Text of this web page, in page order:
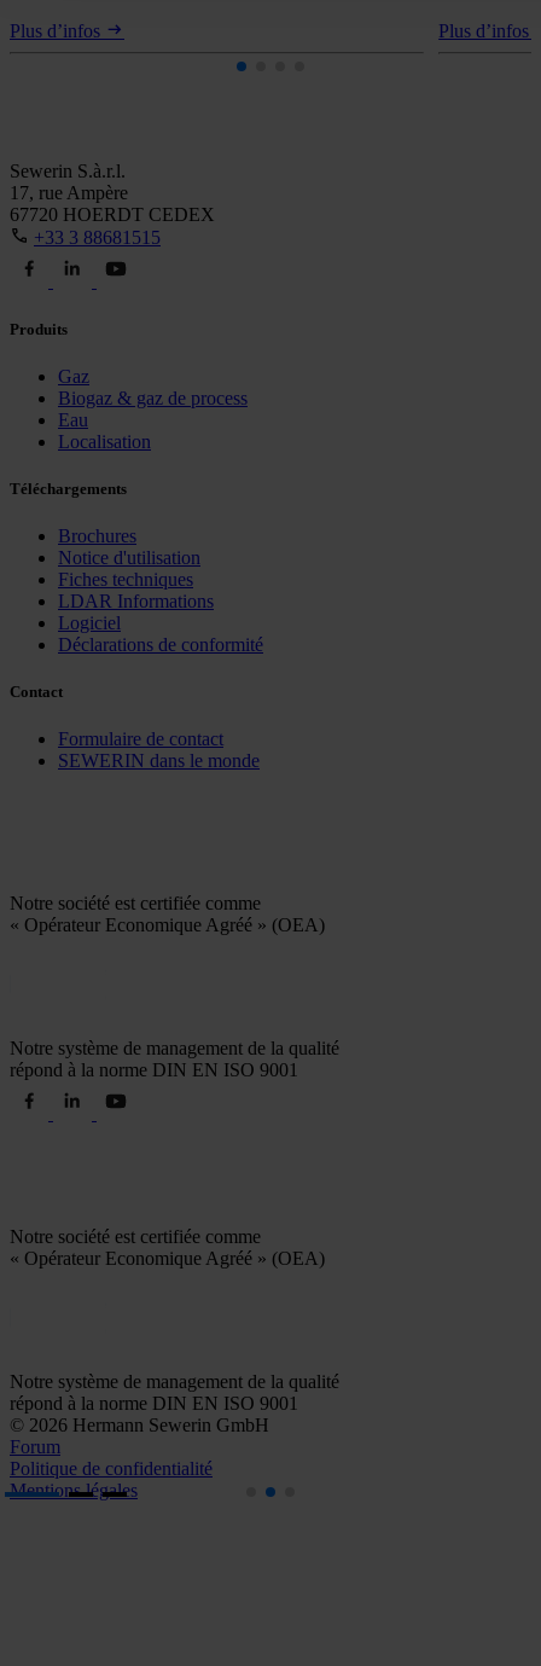
Plus d’infos Plus d’infos
Sewerin S.à.r.l.
17, rue Ampère
67720 HOERDT CEDEX
+33 3 88681515
Produits
Gaz
Biogaz & gaz de process
Eau
Localisation
Téléchargements
Brochures
Notice d'utilisation
Fiches techniques
LDAR Informations
Logiciel
Déclarations de conformité
Contact
Formulaire de contact
SEWERIN dans le monde
Notre société est certifiée comme
« Opérateur Economique Agréé » (OEA)
Notre système de management de la qualité
répond à la norme DIN EN ISO 9001
Notre société est certifiée comme
« Opérateur Economique Agréé » (OEA)
Notre système de management de la qualité
répond à la norme DIN EN ISO 9001
© 2026 Hermann Sewerin GmbH
Forum
Politique de confidentialité
Mentions légales